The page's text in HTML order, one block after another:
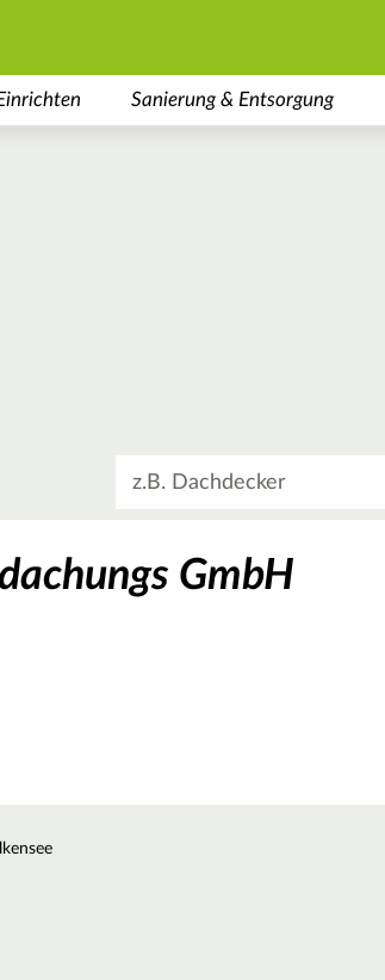
Sanierung & Entsorgung
GmbH